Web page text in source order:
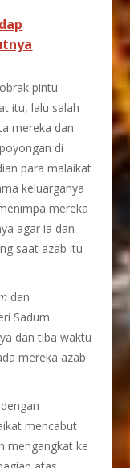
pintu
itu, lalu salah
mereka dan
di
para malaikat
keluarganya
mereka
agar ia dan
saat azab itu
dan
Sadum.
dan tiba waktu
mereka azab
mencabut
mengangkat ke